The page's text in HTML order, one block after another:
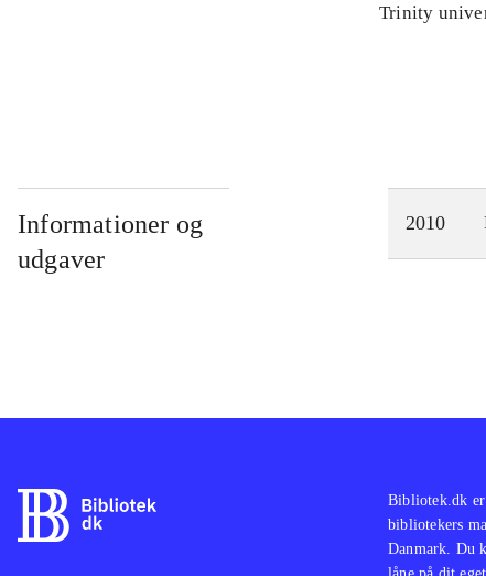
Trinity
Informationer og
udgaver
2010
Bibliotek.dk er
bibliotekers
Danmark. Du